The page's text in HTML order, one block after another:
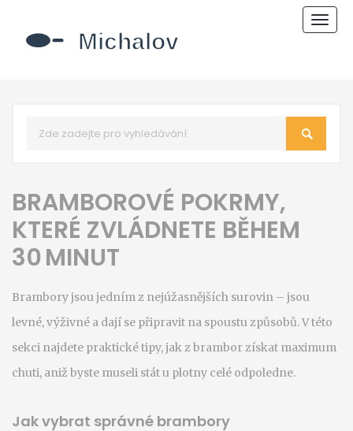
BRAMBOROVÉ POKRMY,
KTERÉ ZVLÁDNETE BĚHEM
30 MINUT
Brambory jsou jedním z nejúžasnějších surovin – jsou
levné, výživné a dají se připravit na spoustu způsobů. V této
sekci najdete praktické tipy, jak z brambor získat maximum
chuti, aniž byste museli stát u plotny celé odpoledne.
Jak vybrat správné brambory